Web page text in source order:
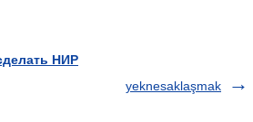
НИР
yeknesaklaşmak